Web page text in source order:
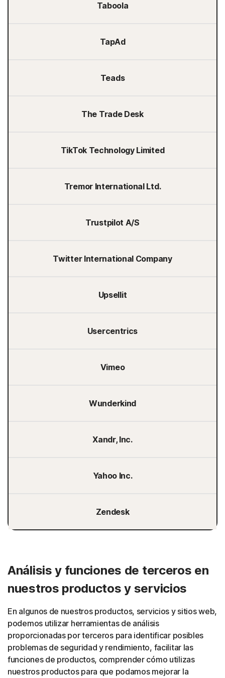
Taboola
TapAd
Teads
The Trade Desk
TikTok Technology Limited
Tremor International Ltd.
Trustpilot A/S
Twitter International Company
Upsellit
Usercentrics
Vimeo
Wunderkind
Xandr, Inc.
Yahoo Inc.
Zendesk
Análisis y funciones de terceros en
nuestros productos y servicios
En algunos de nuestros productos, servicios y sitios web,
podemos utilizar herramientas de análisis
proporcionadas por terceros para identificar posibles
problemas de seguridad y rendimiento, facilitar las
funciones de productos, comprender cómo utilizas
nuestros productos para que podamos mejorar la